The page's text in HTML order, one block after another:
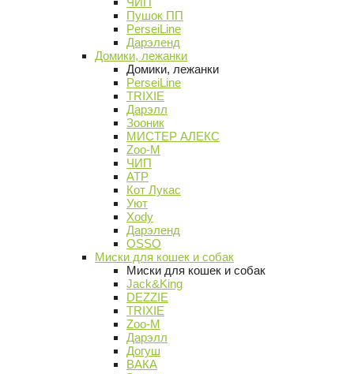
Пушок ПП
PerseiLine
Дарэленд
Домики, лежанки
Домики, лежанки
PerseiLine
TRIXIE
Дарэлл
Зооник
МИСТЕР АЛЕКС
Zoo-M
ЧИП
АТР
Кот Лукас
Уют
Xody
Дарэленд
OSSO
Миски для кошек и собак
Миски для кошек и собак
Jack&King
DEZZIE
TRIXIE
Zoo-M
Дарэлл
Догуш
ВАКА